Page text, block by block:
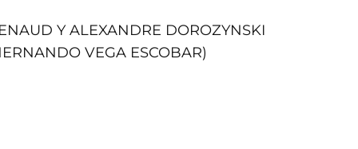
Y ALEXANDRE DOROZYNSKI
VEGA ESCOBAR)